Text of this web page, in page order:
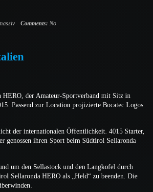
Comments: No
HERO, der Amateur-Sportverband mit Sitz in
Passend zur Location projizierte Bocatec Logos
der internationalen Öffentlichkeit. 4015 Starter,
genossen ihren Sport beim Südtirol Sellaronda
um den Sellastock und den Langkofel durch
Sellaronda HERO als „Held“ zu beenden. Die